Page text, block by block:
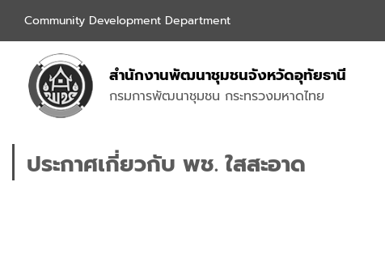
Community Development Department
สำนักงานพัฒนาชุมชนจังหวัดอุทัยธานี
กรมการพัฒนาชุมชน กระทรวงมหาดไทย
ประกาศเกี่ยวกับ พช. ใสสะอาด